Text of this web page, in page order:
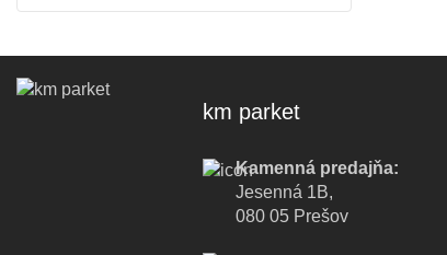
km parket
Kamenná predajňa:
Jesenná 1B,
080 05 Prešov